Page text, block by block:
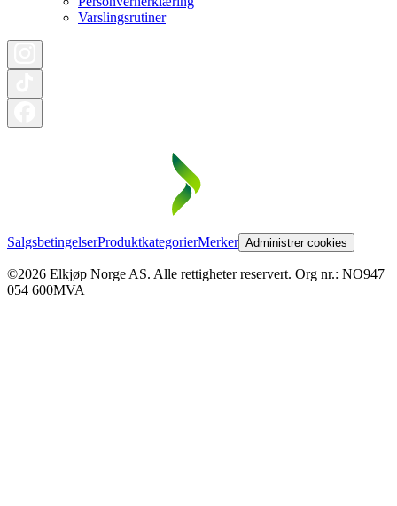
Varslingsrutiner
SalgsbetingelserProduktkategorierMerker Administrer cookies
©2026 Elkjøp Norge AS. Alle rettigheter reservert. Org nr.: NO947
054 600MVA